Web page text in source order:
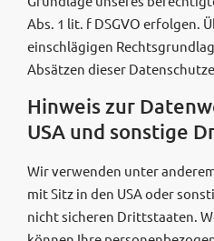
Abs. 1 lit. f DSGVO erfolgen.
einschlägigen
Absätzen dieser
Hinweis zur
USA und sonstige
Wir verwenden unter
mit Sitz in den USA oder
nicht sicheren Drittstaaten.